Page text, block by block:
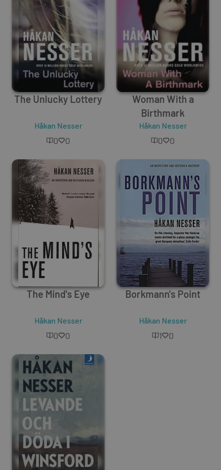
The Unlucky Lottery
Håkan Nesser
0 0
Woman With a
Birthmark
Håkan Nesser
0 0
The Mind's Eye
Håkan Nesser
0 0
Borkmann's Point
Håkan Nesser
1 0